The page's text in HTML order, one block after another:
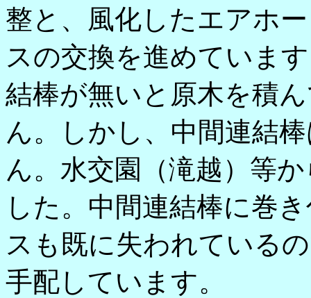
整と、風化したエアホー
スの交換を進めていま
結棒が無いと原木を積
ん。しかし、中間連結
ん。水交園（滝越）等
した。中間連結棒に巻
スも既に失われている
手配しています。